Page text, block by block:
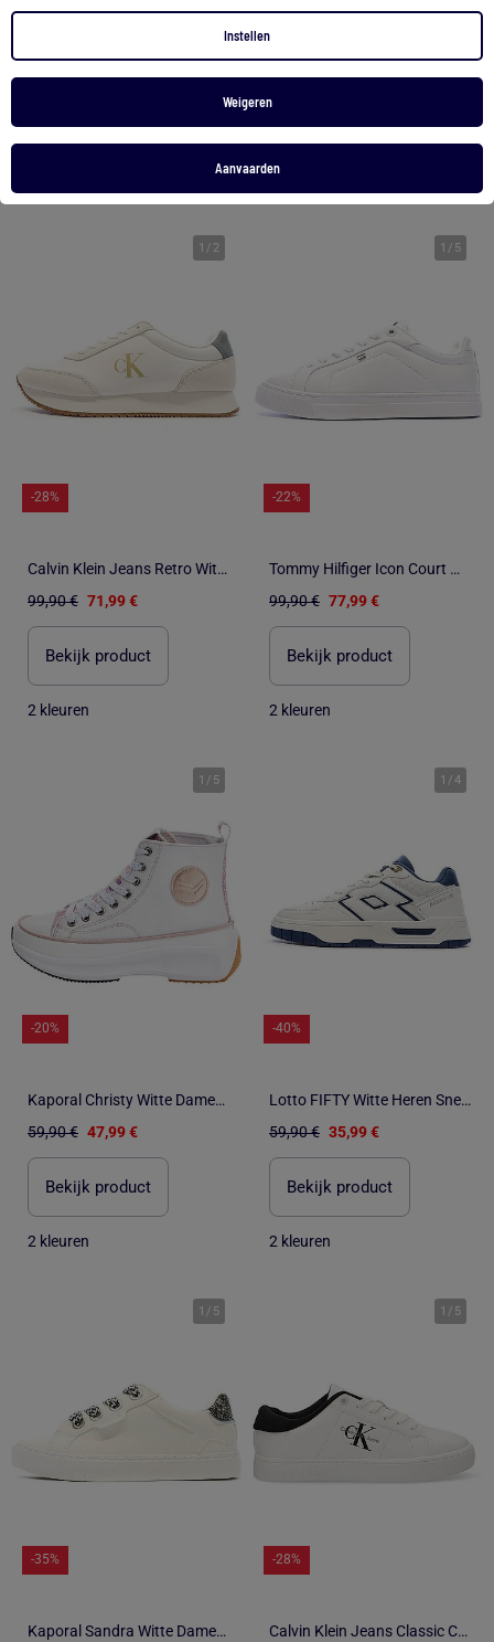
Instellen
Weigeren
Aanvaarden
Le Coq Sportif Futur Witte Heren Sneakers
Bekijk product Bekijk product
2 kleuren
1 / 2
-28%
Calvin Klein Jeans Retro Witte Heren Sneakers
99,90 € 71,99 €
Bekijk product
2 kleuren
1 / 5
-22%
Tommy Hilfiger Icon Court Witte Dames Sneakers
99,90 € 77,99 €
Bekijk product
2 kleuren
1 / 5
-20%
Kaporal Christy Witte Dames Sneakers
59,90 € 47,99 €
Bekijk product
2 kleuren
1 /4
-40%
Lotto FIFTY Witte Heren Sneakers
59,90 € 35,99 €
Bekijk product
2 kleuren
1 / 5
-35%
Kaporal Sandra Witte Dames Sneakers
1 / 5
-28%
Calvin Klein Jeans Classic Cupsole Witte Heren Sneakers